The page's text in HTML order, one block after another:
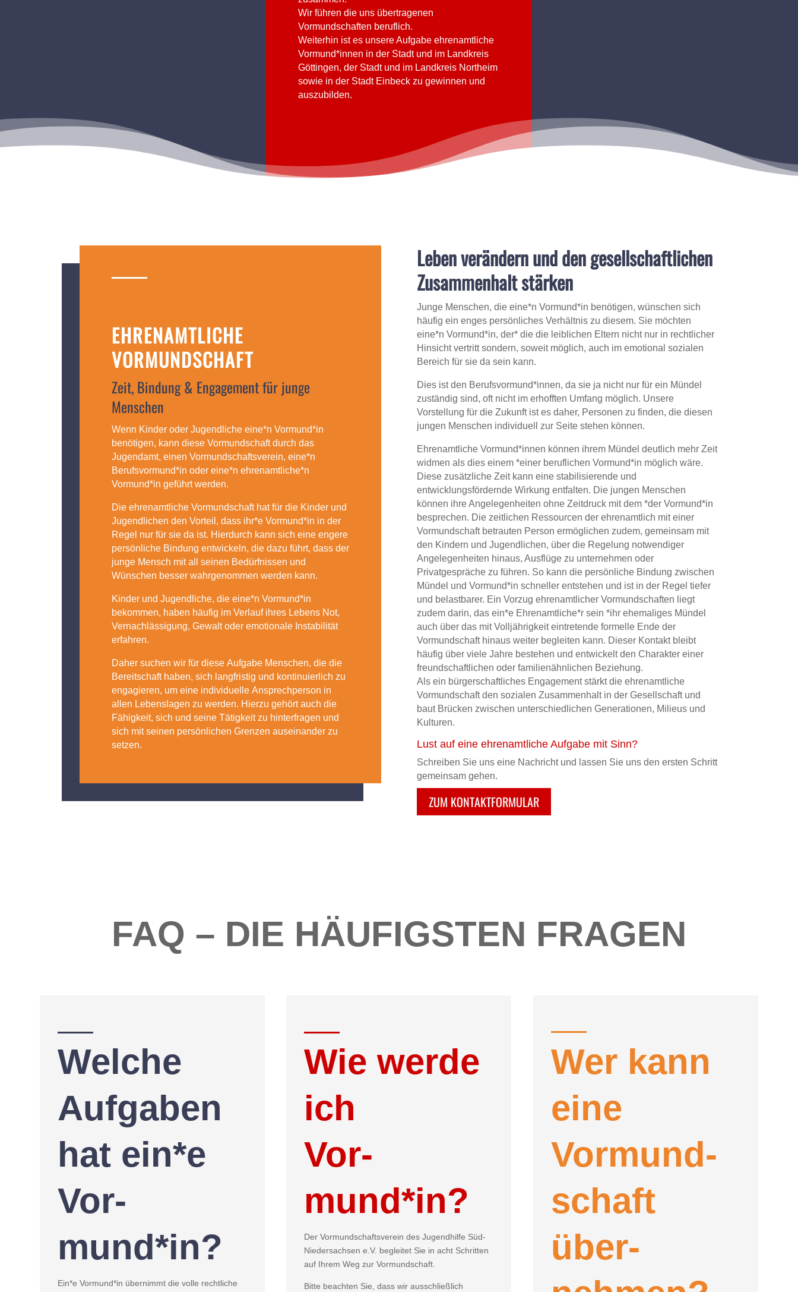
Wir führen die uns übertragenen
Vormundschaften beruflich.
Weiterhin ist es unsere Aufgabe ehrenamtliche
Vormund*innen in der Stadt und im Landkreis
Göttingen, der Stadt und im Landkreis Northeim
sowie in der Stadt Einbeck zu gewinnen und
auszubilden.
EHRENAMTLICHE
VORMUNDSCHAFT
Zeit, Bindung & Engagement für junge
Menschen
Wenn Kinder oder Jugendliche eine*n Vormund*in
benötigen, kann diese Vormundschaft durch das
Jugendamt, einen Vormundschaftsverein, eine*n
Berufsvormund*in oder eine*n ehrenamtliche*n
Vormund*in geführt werden.
Die ehrenamtliche Vormundschaft hat für die Kinder und
Jugendlichen den Vorteil, dass ihr*e Vormund*in in der
Regel nur für sie da ist. Hierdurch kann sich eine engere
persönliche Bindung entwickeln, die dazu führt, dass der
junge Mensch mit all seinen Bedürfnissen und
Wünschen besser wahrgenommen werden kann.
Kinder und Jugendliche, die eine*n Vormund*in
bekommen, haben häufig im Verlauf ihres Lebens Not,
Vernachlässigung, Gewalt oder emotionale Instabilität
erfahren.
Daher suchen wir für diese Aufgabe Menschen, die die
Bereitschaft haben, sich langfristig und kontinuierlich zu
engagieren, um eine individuelle Ansprechperson in
allen Lebenslagen zu werden. Hierzu gehört auch die
Fähigkeit, sich und seine Tätigkeit zu hinterfragen und
sich mit seinen persönlichen Grenzen auseinander zu
setzen.
Leben verändern und den gesellschaftlichen
Zusammenhalt stärken
Junge Menschen, die eine*n Vormund*in benötigen, wünschen sich
häufig ein enges persönliches Verhältnis zu diesem. Sie möchten
eine*n Vormund*in, der* die die leiblichen Eltern nicht nur in rechtlicher
Hinsicht vertritt sondern, soweit möglich, auch im emotional sozialen
Bereich für sie da sein kann.
Dies ist den Berufsvormund*innen, da sie ja nicht nur für ein Mündel
zuständig sind, oft nicht im erhofften Umfang möglich. Unsere
Vorstellung für die Zukunft ist es daher, Personen zu finden, die diesen
jungen Menschen individuell zur Seite stehen können.
Ehrenamtliche Vormund*innen können ihrem Mündel deutlich mehr Zeit
widmen als dies einem *einer beruflichen Vormund*in möglich wäre.
Diese zusätzliche Zeit kann eine stabilisierende und
entwicklungsfördernde Wirkung entfalten. Die jungen Menschen
können ihre Angelegenheiten ohne Zeitdruck mit dem *der Vormund*in
besprechen. Die zeitlichen Ressourcen der ehrenamtlich mit einer
Vormundschaft betrauten Person ermöglichen zudem, gemeinsam mit
den Kindern und Jugendlichen, über die Regelung notwendiger
Angelegenheiten hinaus, Ausflüge zu unternehmen oder
Privatgespräche zu führen. So kann die persönliche Bindung zwischen
Mündel und Vormund*in schneller entstehen und ist in der Regel tiefer
und belastbarer. Ein Vorzug ehrenamtlicher Vormundschaften liegt
zudem darin, das ein*e Ehrenamtliche*r sein *ihr ehemaliges Mündel
auch über das mit Volljährigkeit eintretende formelle Ende der
Vormundschaft hinaus weiter begleiten kann. Dieser Kontakt bleibt
häufig über viele Jahre bestehen und entwickelt den Charakter einer
freundschaftlichen oder familienähnlichen Beziehung.
Als ein bürgerschaftliches Engagement stärkt die ehrenamtliche
Vormundschaft den sozialen Zusammenhalt in der Gesellschaft und
baut Brücken zwischen unterschiedlichen Generationen, Milieus und
Kulturen.
Lust auf eine ehrenamtliche Aufgabe mit Sinn?
Schreiben Sie uns eine Nachricht und lassen Sie uns den ersten Schritt
gemeinsam gehen.
ZUM KONTAKTFORMULAR
FAQ – DIE HÄUFIGSTEN FRAGEN
Welche
Aufgaben
hat ein*e
Vor­
mund*in?
Ein*e Vormund*in übernimmt die volle rechtliche
Wie werde
ich
Vor­
mund*in?
Der Vormundschaftsverein des Jugendhilfe Süd-
Niedersachsen e.V. begleitet Sie in acht Schritten
auf Ihrem Weg zur Vormundschaft.
Bitte beachten Sie, dass wir ausschließlich
Wer kann
eine
Vor­mund­
schaft
über­